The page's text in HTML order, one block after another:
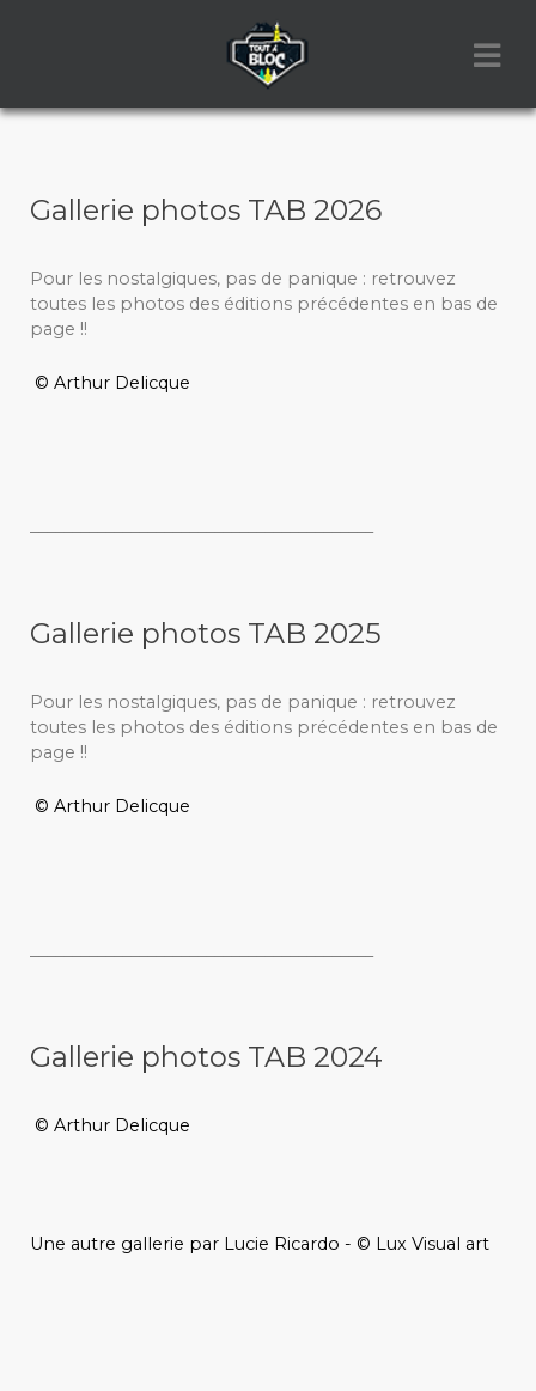
Gallerie photos TAB 2026
Pour les nostalgiques, pas de panique : retrouvez
toutes les photos des éditions précédentes en bas de
page !!
© Arthur Delicque
Gallerie photos TAB 2025
Pour les nostalgiques, pas de panique : retrouvez
toutes les photos des éditions précédentes en bas de
page !!
© Arthur Delicque
Gallerie photos TAB 2024
© Arthur Delicque
Une autre gallerie par Lucie Ricardo - © Lux Visual art